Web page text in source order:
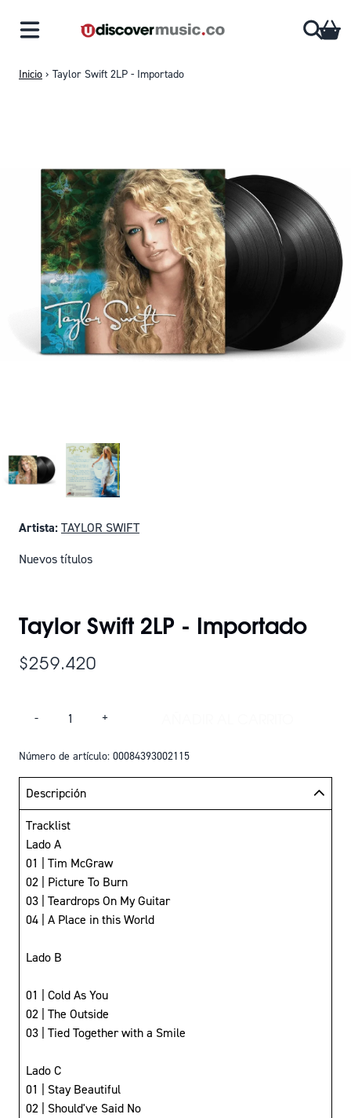
Inicio › Taylor Swift 2LP - Importado
Artista:TAYLOR SWIFT
Nuevos títulos
Taylor Swift 2LP - Importado
$259.420
- +
Número de artículo: 00084393002115
Descripción
Tracklist
Lado A
01 | Tim McGraw
02 | Picture To Burn
03 | Teardrops On My Guitar
04 | A Place in this World
Lado B
01 | Cold As You
02 | The Outside
03 | Tied Together with a Smile
Lado C
01 | Stay Beautiful
02 | Should've Said No